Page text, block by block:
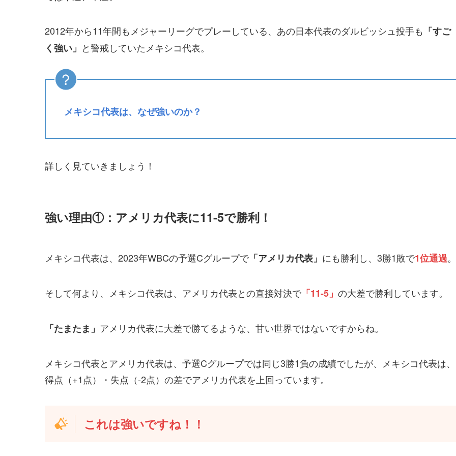
2012年から11年間もメジャーリーグでプレーしている、あの日本代表のダルビッシュ投手も 「すご
く強い」 と警戒していたメキシコ代表。
メキシコ代表は、なぜ強いのか？
詳しく見ていきましょう！
強い理由①：アメリカ代表に11-5で勝利！
メキシコ代表は、2023年WBCの予選Cグループで「アメリカ代表」 にも勝利し、3勝1敗で1位通過。
そして何より、メキシコ代表は、アメリカ代表との直接対決で「11-5」 の大差で勝利しています。
「たまたま」 アメリカ代表に大差で勝てるような、甘い世界ではないですからね。
メキシコ代表とアメリカ代表は、予選Cグループでは同じ3勝1負の成績でしたが、メキシコ代表は、
得点（+1点）・失点（-2点）の差でアメリカ代表を上回っています。
これは強いですね！！